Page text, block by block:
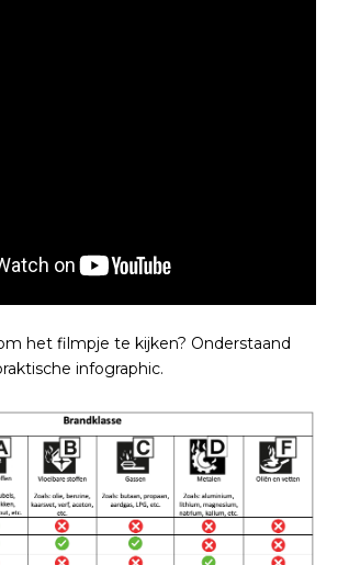
het filmpje te kijken? Onderstaand
infographic.